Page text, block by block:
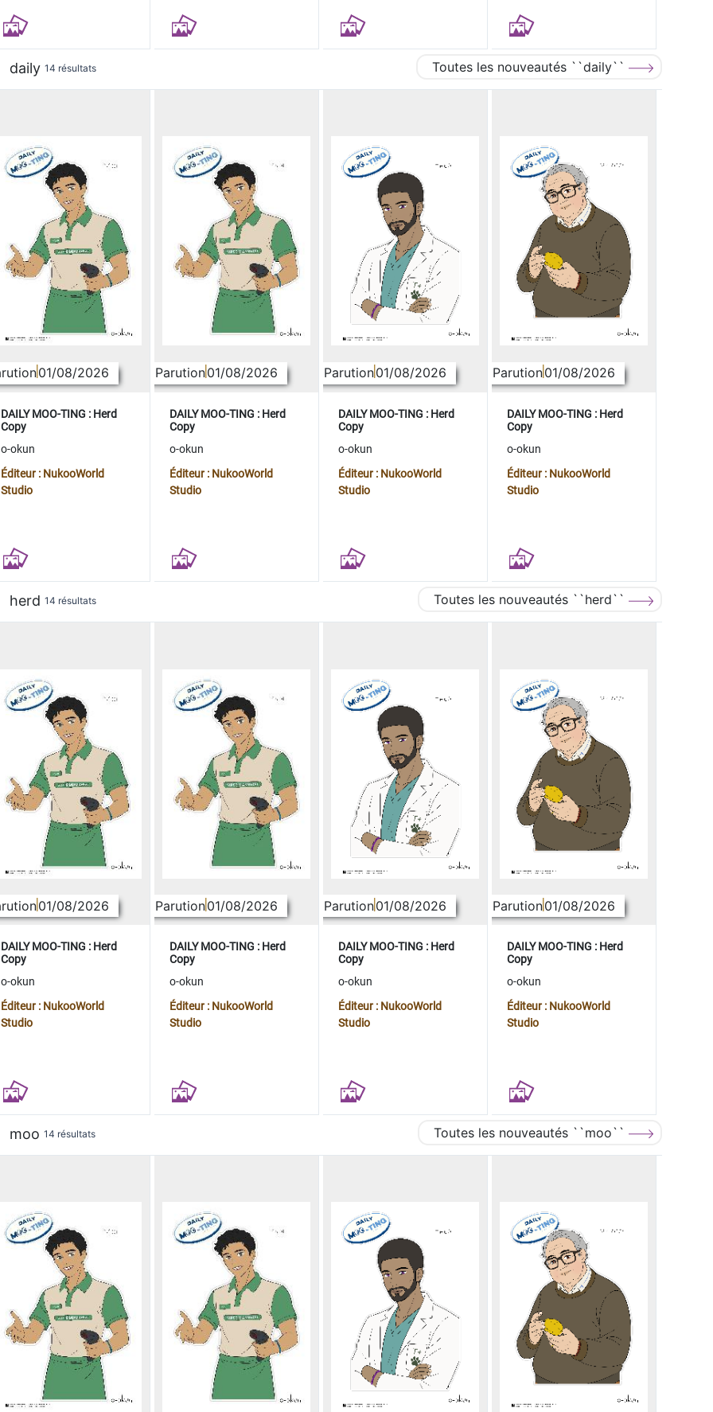
daily 14 résultats Toutes les nouveautés ``daily``
01/08/2026
DAILY MOO-TING : Herd
Copy
o-okun
Éditeur : NukooWorld
Studio
Parution01/08/2026
DAILY MOO-TING : Herd
Copy
o-okun
Éditeur : NukooWorld
Studio
Parution01/08/2026
DAILY MOO-TING : Herd
Copy
o-okun
Éditeur : NukooWorld
Studio
Parution01/08/2026
DAILY MOO-TING : Herd
Copy
o-okun
Éditeur : NukooWorld
Studio
herd 14 résultats Toutes les nouveautés ``herd``
01/08/2026
DAILY MOO-TING : Herd
Copy
o-okun
Éditeur : NukooWorld
Studio
Parution01/08/2026
DAILY MOO-TING : Herd
Copy
o-okun
Éditeur : NukooWorld
Studio
Parution01/08/2026
DAILY MOO-TING : Herd
Copy
o-okun
Éditeur : NukooWorld
Studio
Parution01/08/2026
DAILY MOO-TING : Herd
Copy
o-okun
Éditeur : NukooWorld
Studio
moo 14 résultats Toutes les nouveautés ``moo``